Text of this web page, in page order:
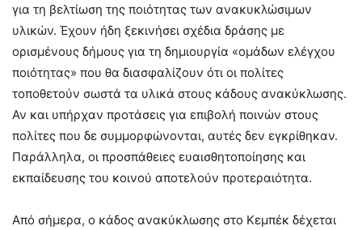
για τη βελτίωση της ποιότητας των ανακυκλώσιμων
υλικών. Έχουν ήδη ξεκινήσει σχέδια δράσης με
ορισμένους δήμους για τη δημιουργία «ομάδων ελέγχου
ποιότητας» που θα διασφαλίζουν ότι οι πολίτες
τοποθετούν σωστά τα υλικά στους κάδους ανακύκλωσης.
Αν και υπήρχαν προτάσεις για επιβολή ποινών στους
πολίτες που δε συμμορφώνονται, αυτές δεν εγκρίθηκαν.
Παράλληλα, οι προσπάθειες ευαισθητοποίησης και
εκπαίδευσης του κοινού αποτελούν προτεραιότητα.
Από σήμερα, ο κάδος ανακύκλωσης στο Κεμπέκ δέχεται